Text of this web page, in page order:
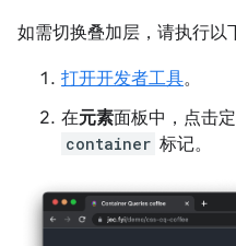
如需切换叠加层，请执行以
打开开发者工具。
在元素面板中，点击
container 标记。